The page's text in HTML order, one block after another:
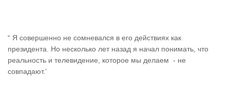
“ Я совершенно не сомневался в его действиях как
президента. Но несколько лет назад я начал понимать, что
реальность и телевидение, которое мы делаем - не
совпадают.’